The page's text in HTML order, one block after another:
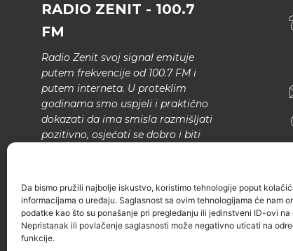
Da bismo pružili najbolje iskustvo, koristimo tehnologije poput
informacijama o uređaju. Saglasnost sa ovim tehnologijama će nam
podatke kao što su ponašanje pri pregledanju ili jedinstveni ID-ovi
Nepristanak ili povlačenje saglasnosti može negativno uticati na
funkcije.
RADIO ZENIT - 100.7
FM
Radio Zenit svoj signal emituje
putem frekvencije od 100.7 FM i
putem interneta. U proteklim
godinama smo uspjeli i praktično
dokazati da ima smisla razmišljati
pozitivno, osjećati se dobro i biti
narodne muzike..